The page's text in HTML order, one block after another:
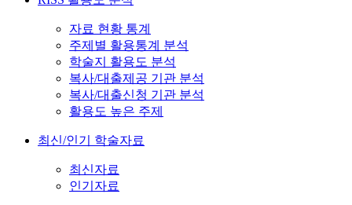
자료 현황 통계
주제별 활용통계 분석
학술지 활용도 분석
복사/대출제공 기관 분석
복사/대출신청 기관 분석
활용도 높은 주제
최신/인기 학술자료
최신자료
인기자료